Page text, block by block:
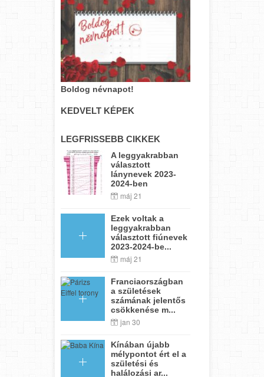
Boldog névnapot!
KEDVELT KÉPEK
LEGFRISSEBB CIKKEK
A leggyakrabban
választott
lánynevek 2023-
2024-ben
máj 21
Ezek voltak a
leggyakrabban
választott fiúnevek
2023-2024-be...
máj 21
Franciaországban
a születések
számának jelentős
csökkenése m...
jan 30
Kínában újabb
mélypontot ért el a
születési és
halálozási ar...